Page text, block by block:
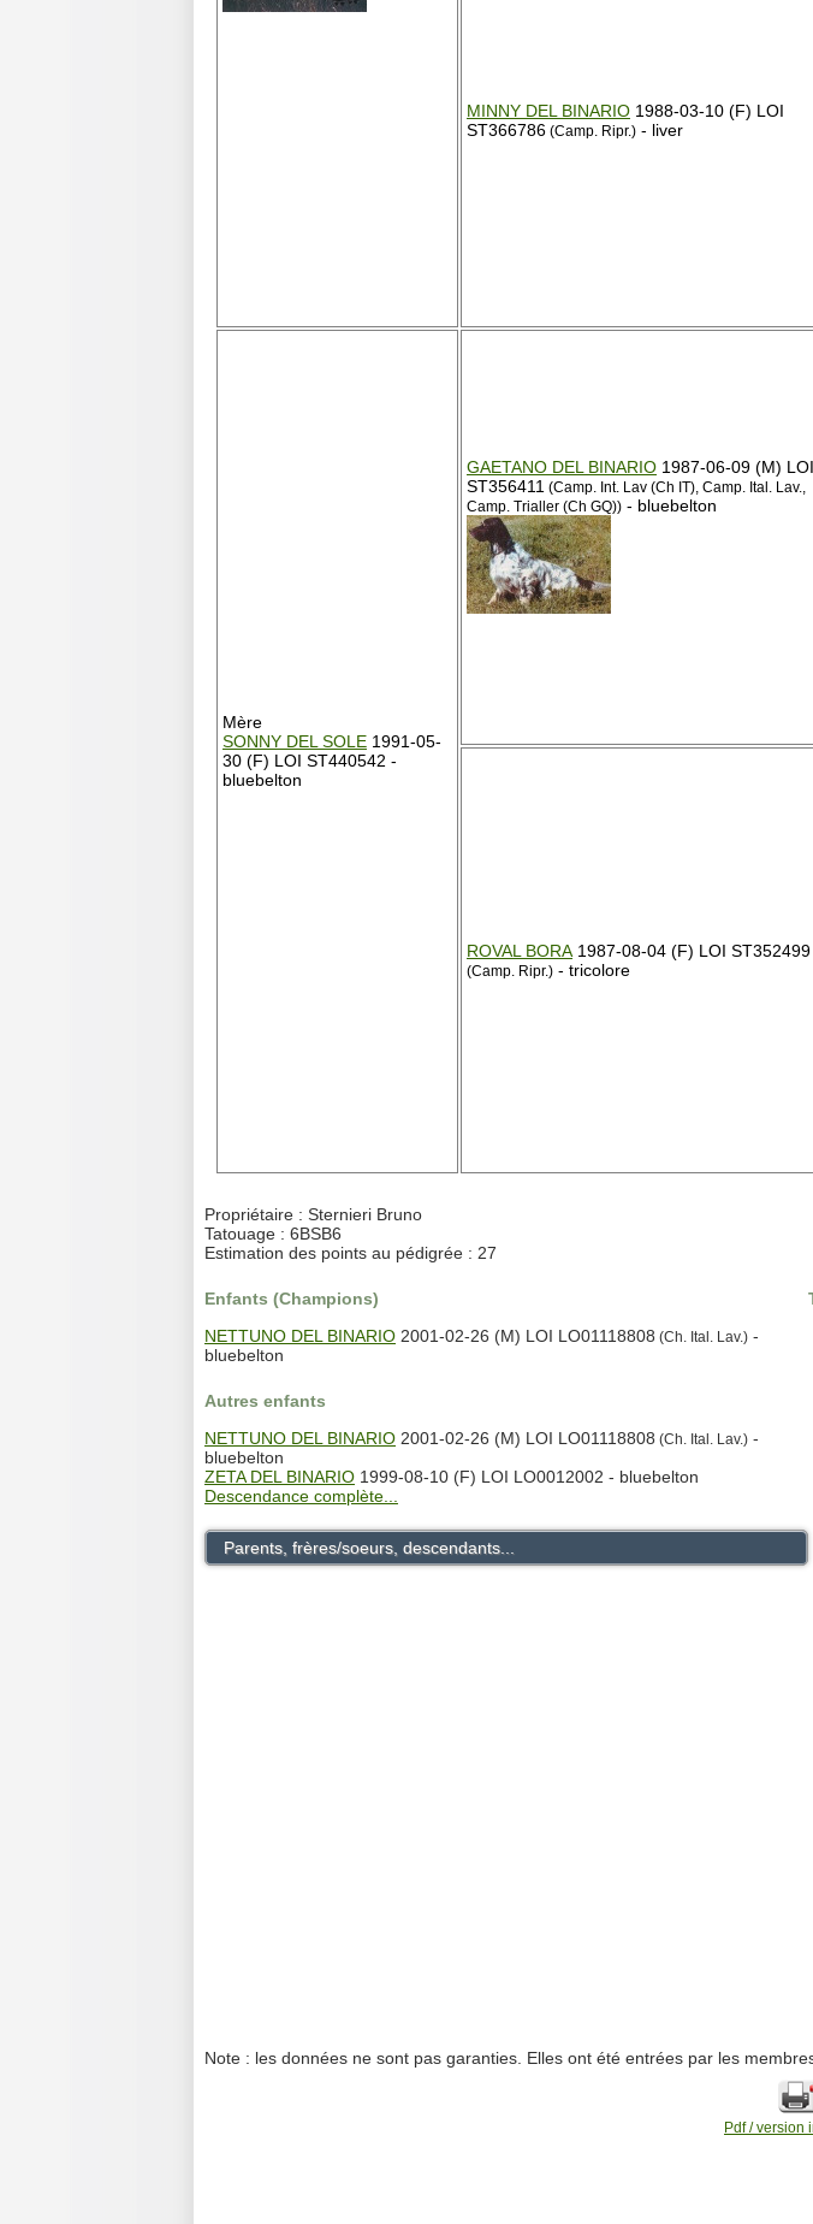
MINNY DEL BINARIO 1988-03-10 (F) LOI
ST366786 (Camp. Ripr.) - liver
Mère
SONNY DEL SOLE 1991-05-
30 (F) LOI ST440542 -
bluebelton
GAETANO DEL BINARIO 1987-06-09 (M) LOI
ST356411 (Camp. Int. Lav (Ch IT), Camp. Ital. Lav.,
Camp. Trialler (Ch GQ)) - bluebelton
ROVAL BORA 1987-08-04 (F) LOI ST352499
(Camp. Ripr.) - tricolore
Propriétaire : Sternieri Bruno
Tatouage : 6BSB6
Estimation des points au pédigrée : 27
Enfants (Champions)
NETTUNO DEL BINARIO 2001-02-26 (M) LOI LO01118808 (Ch. Ital. Lav.) -
bluebelton
Autres enfants
NETTUNO DEL BINARIO 2001-02-26 (M) LOI LO01118808 (Ch. Ital. Lav.) -
bluebelton
ZETA DEL BINARIO 1999-08-10 (F) LOI LO0012002 - bluebelton
Descendance complète...
Parents, frères/soeurs, descendants...
Note : les données ne sont pas garanties. Elles ont été entrées par les
Pdf / version